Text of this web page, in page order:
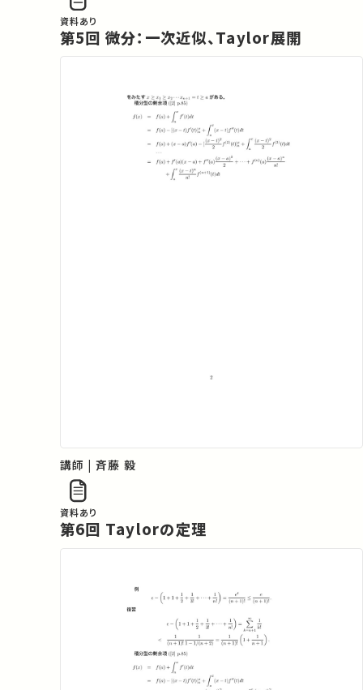
資料あり
第5回 微分：一次近似、Taylor展開
講師 | 斉藤 毅
資料あり
第6回 Taylorの定理